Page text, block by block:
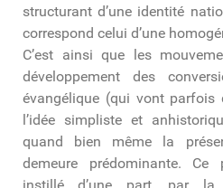
structurant d’une identité
correspond celui d’une
C’est ainsi que les
développement des
évangélique (qui vont
l’idée simpliste et
quand bien même la
demeure prédominante. Ce